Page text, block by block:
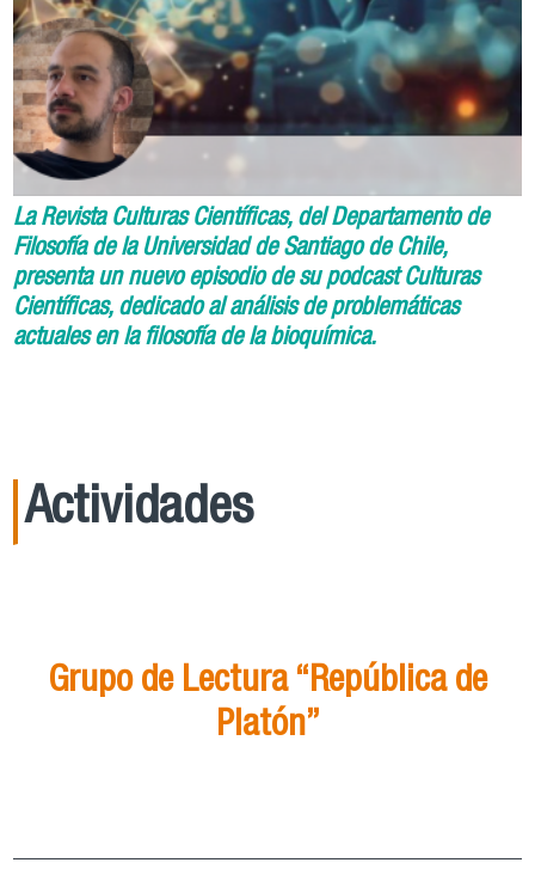
La Revista Culturas Científicas, del Departamento de
Filosofía de la Universidad de Santiago de Chile,
presenta un nuevo episodio de su podcast Culturas
Científicas, dedicado al análisis de problemáticas
actuales en la filosofía de la bioquímica.
Actividades
Grupo de Lectura “República de
Platón”